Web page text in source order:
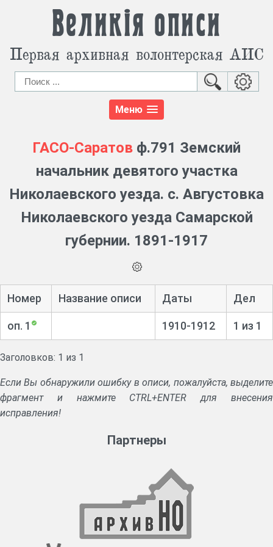
Великія описи
Первая архивная волонтерская АИС
Меню
ГАСО-Саратов ф.791 Земский
начальник девятого участка
Николаевского уезда. с. Августовка
Николаевского уезда Самарской
губернии. 1891-1917
Номер Название описи Даты Дел
оп. 1 1910-1912 1 из 1
Заголовков: 1 из 1
Если Вы обнаружили ошибку в описи, пожалуйста, выделите
фрагмент и нажмите CTRL+ENTER для внесения
исправления!
Партнеры